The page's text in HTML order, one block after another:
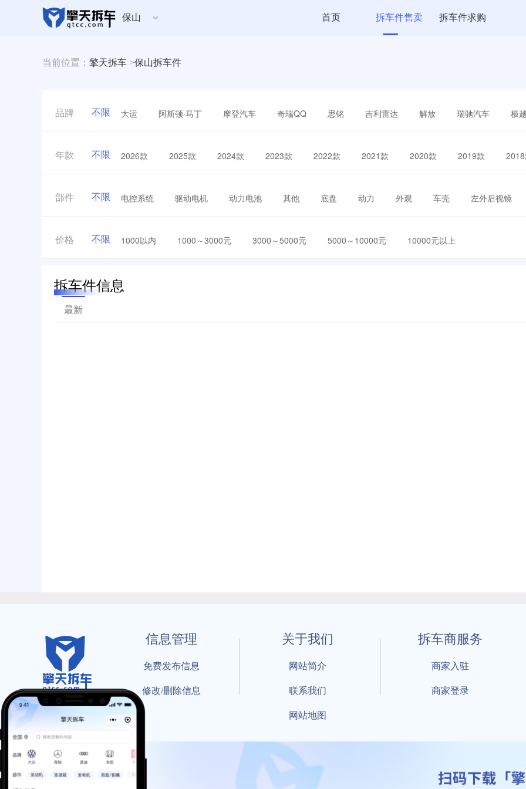
保山 首页 拆车件售卖 拆车件求购
当前位置： 擎天拆车 >保山拆车件
品牌 不限 大运 阿斯顿·马丁 摩登汽车 奇瑞QQ 思铭 吉利雷达 解放 瑞驰汽车 极
年款 不限 2026款 2025款 2024款 2023款 2022款 2021款 2020款 2019款
部件 不限 电控系统 驱动电机 动力电池 其他 底盘 动力 外观 车壳 左外后视镜
价格 不限 1000以内 1000～3000元 3000～5000元 5000～10000元 10000元以上
拆车件信息
最新
信息管理
免费发布信息
修改/删除信息
关于我们
网站简介
联系我们
网站地图
拆车商服务
商家入驻
商家登录
© 2021 By 擎天拆车-买卖拆车件，擎天拆车好省快 All Rights Reserved
工信部备案号：鲁ICP备18021004号-17 公安部备案号： 鲁公网安备